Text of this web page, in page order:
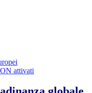
attivati